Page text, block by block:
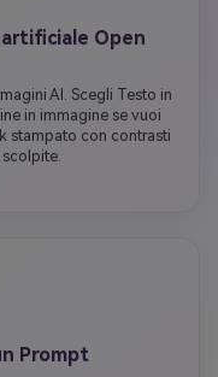
Open
AI. Scegli Testo in
in immagine se vuoi
stampato con contrasti
Prompt